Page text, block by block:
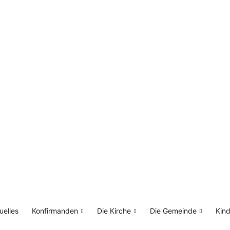
Konfirmanden Die Kirche Die Gemeinde